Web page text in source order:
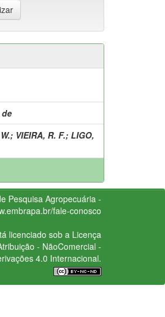
de
; VIEIRA, R. F.; LIGO,
Pesquisa Agropecuária -
fale-conosco
licenciado sob a Licença
- NãoComercial -
4.0 Internacional.